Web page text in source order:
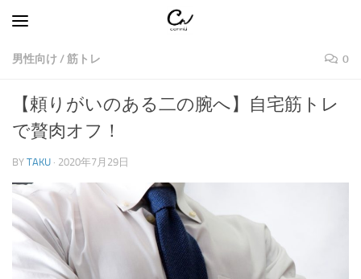
コンテンツへスキップ
男性向け/筋トレ 0
【頼りがいのある二の腕へ】自宅筋トレ
で贅肉オフ！
BY TAKU · 2020年7月29日